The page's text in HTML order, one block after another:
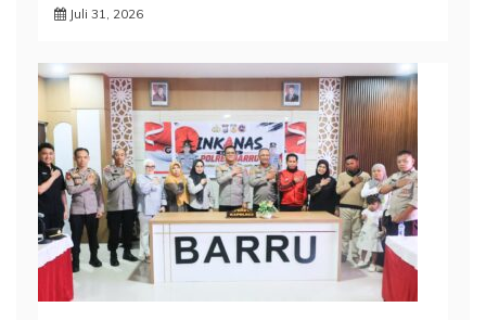
Juli 31, 2026